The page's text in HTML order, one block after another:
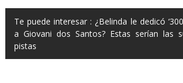
Te puede interesar : ¿Belinda le dedicó
a Giovani dos Santos? Estas serían las
pistas